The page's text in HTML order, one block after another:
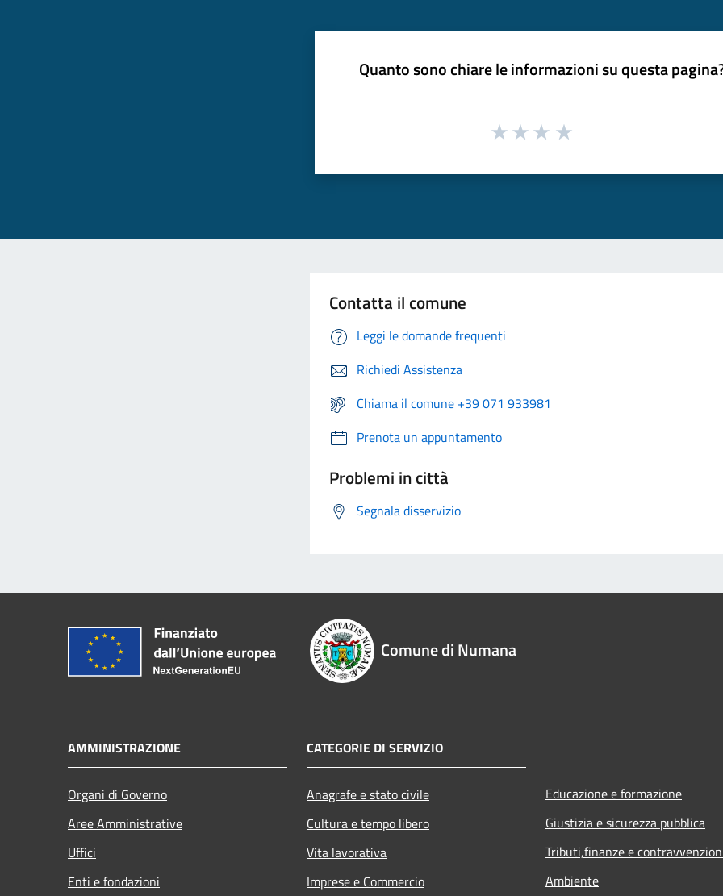
Quanto sono chiare le informazioni su questa
Contatta il comune
Leggi le domande frequenti
Richiedi Assistenza
Chiama il comune +39 071 933981
Prenota un appuntamento
Problemi in città
Segnala disservizio
Comune di Numana
AMMINISTRAZIONE
Organi di Governo
Aree Amministrative
Uffici
Enti e fondazioni
CATEGORIE DI SERVIZIO
Anagrafe e stato civile
Cultura e tempo libero
Vita lavorativa
Imprese e Commercio
Educazione e formazione
Giustizia e sicurezza pubblica
Tributi,finanze e
Ambiente